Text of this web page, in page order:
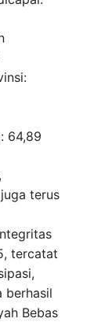
64,89
terus
tercatat
berhasil
Bebas